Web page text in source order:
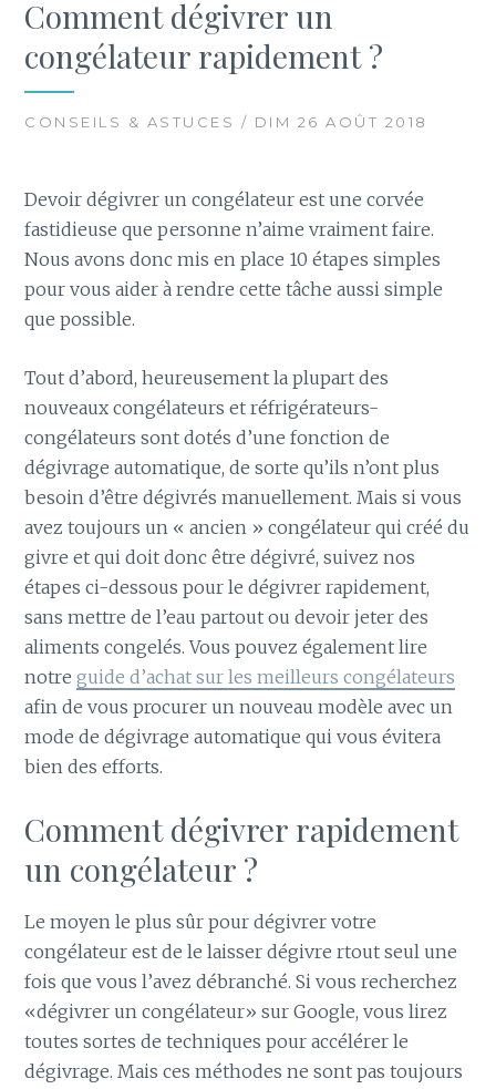
Comment dégivrer un
congélateur rapidement ?
CONSEILS & ASTUCES / DIM 26 AOÛT 2018
Devoir dégivrer un congélateur est une corvée
fastidieuse que personne n’aime vraiment faire.
Nous avons donc mis en place 10 étapes simples
pour vous aider à rendre cette tâche aussi simple
que possible.
Tout d’abord, heureusement la plupart des
nouveaux congélateurs et réfrigérateurs-
congélateurs sont dotés d’une fonction de
dégivrage automatique, de sorte qu’ils n’ont plus
besoin d’être dégivrés manuellement. Mais si vous
avez toujours un « ancien » congélateur qui créé du
givre et qui doit donc être dégivré, suivez nos
étapes ci-dessous pour le dégivrer rapidement,
sans mettre de l’eau partout ou devoir jeter des
aliments congelés. Vous pouvez également lire
notreguide d’achat sur les meilleurs congélateurs
afin de vous procurer un nouveau modèle avec un
mode de dégivrage automatique qui vous évitera
bien des efforts.
Comment dégivrer rapidement
un congélateur ?
Le moyen le plus sûr pour dégivrer votre
congélateur est de le laisser dégivre rtout seul une
fois que vous l’avez débranché. Si vous recherchez
«dégivrer un congélateur» sur Google, vous lirez
toutes sortes de techniques pour accélérer le
dégivrage. Mais ces méthodes ne sont pas toujours